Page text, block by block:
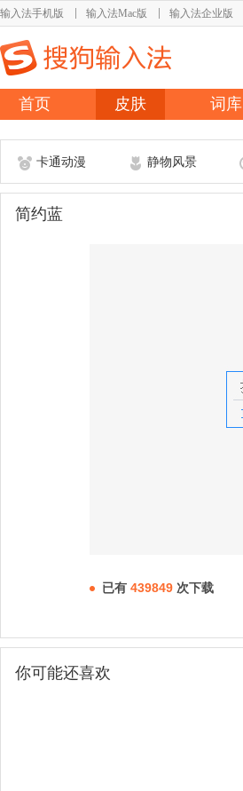
输入法手机版 输入法Mac版 输入法企业版
首页 皮肤 词库
卡通动漫 静物风景
简约蓝
已有 439849 次下载
你可能还喜欢